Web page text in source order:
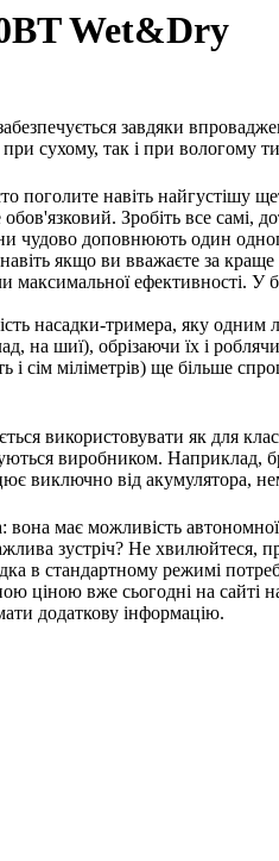
Wet&Dry
завдяки
сухому, так і при вологому
поголите навіть
Зробіть все самі,
чудово доповнюють один
якщо ви вважаєте за
ефективності. У
насадки-тримера, яку
на шиї), обрізаючи їх і
і сім міліметрів) ще більше
використовувати як для
виробником.
виключно від акумулятора,
має можливість
зустріч? Не
в стандартному режимі
вже сьогодні на сайті
додаткову інформацію.